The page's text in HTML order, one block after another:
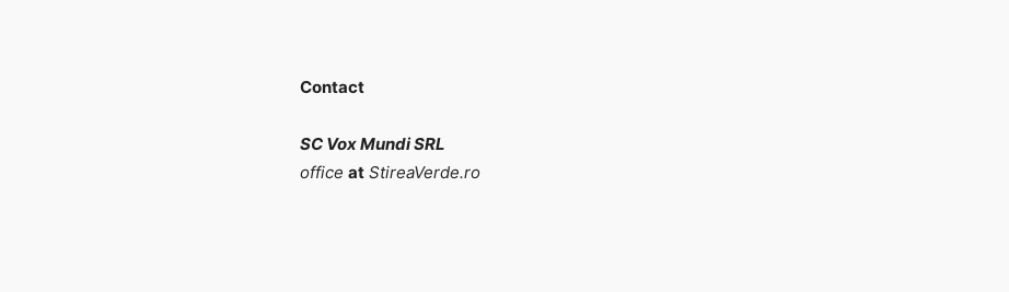
Contact
SC Vox Mundi SRL
office at StireaVerde.ro